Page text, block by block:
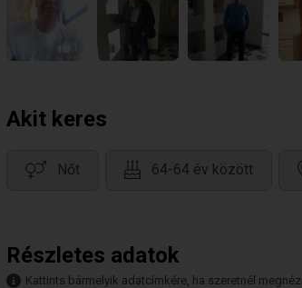
Akit keres
Nőt 64-64 év között
Részletes adatok
Kattints bármelyik adatcímkére, ha szeretnél